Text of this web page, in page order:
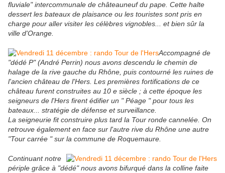
fluviale" intercommunale de châteauneuf du pape. Cette halte
dessert les bateaux de plaisance ou les touristes sont pris en
charge pour aller visiter les célèbres vignobles... et bien sûr la
ville d'Orange.
Accompagné de
"dédé P" (André Perrin) nous avons descendu le chemin de
halage de la rive gauche du Rhône, puis contourné les ruines de
l'ancien château de l'Hers. Les premières fortifications de ce
château furent construites au 10 e siècle ; à cette époque les
seigneurs de l'Hers firent édifier un " Péage " pour tous les
bateaux... stratégie de défense et surveillance.
La seigneurie fit construire plus tard la Tour ronde cannelée. On
retrouve également en face sur l'autre rive du Rhône une autre
"Tour carrée " sur la commune de Roquemaure.
Continuant notre
périple grâce à "dédé" nous avons bifurqué dans la colline faite